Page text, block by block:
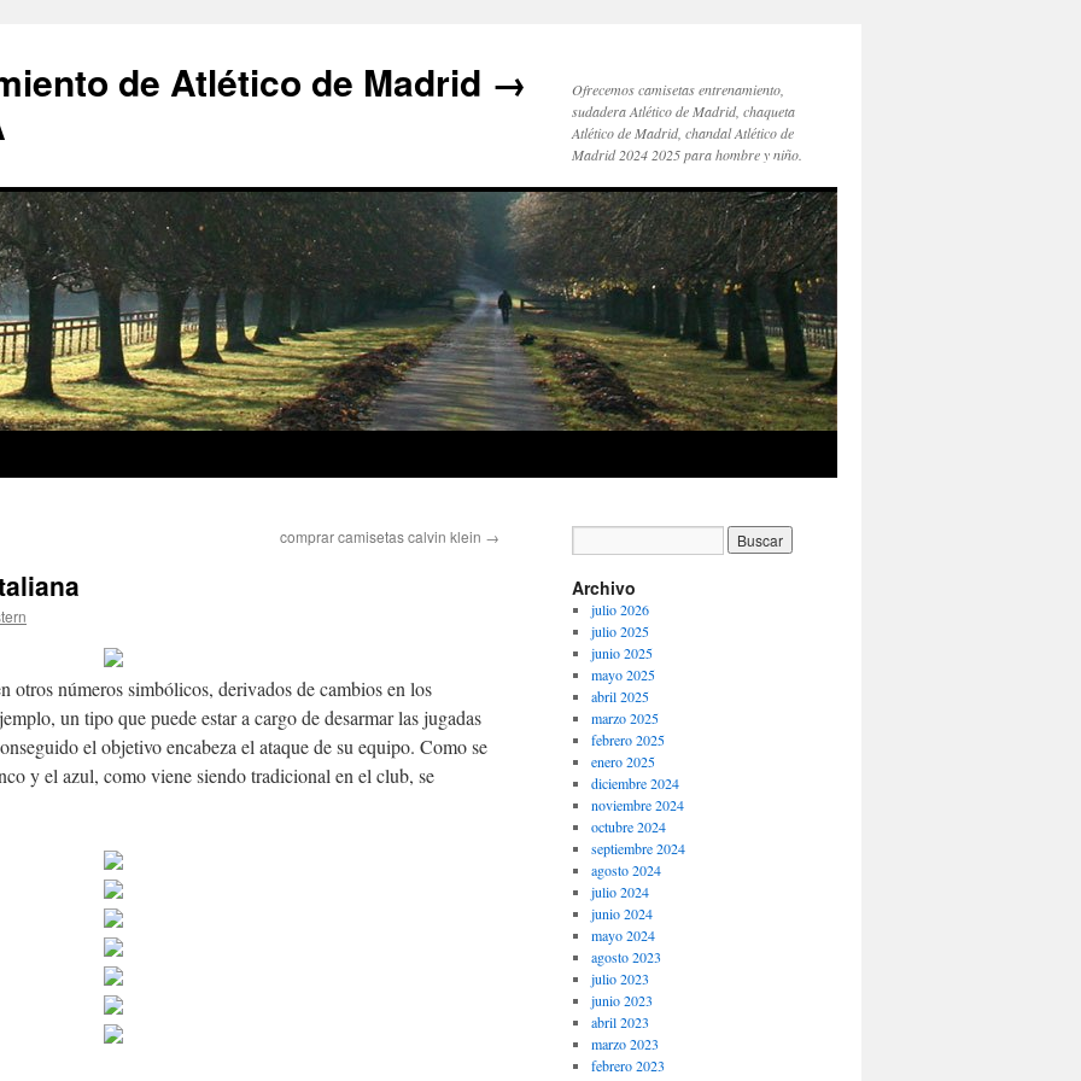
de Atlético de Madrid →
Ofrecemos camisetas entrenamiento,
sudadera Atlético de Madrid, chaqueta
Atlético de Madrid, chandal Atlético de
Madrid 2024 2025 para hombre y niño.
comprar camisetas calvin klein →
otros números simbólicos, derivados de cambios en los
un tipo que puede estar a cargo de desarmar las jugadas
el objetivo encabeza el ataque de su equipo. Como se
y el azul, como viene siendo tradicional en el club, se
Archivo
julio 2026
julio 2025
junio 2025
mayo 2025
abril 2025
marzo 2025
febrero 2025
enero 2025
diciembre 2024
noviembre 2024
octubre 2024
septiembre 2024
agosto 2024
julio 2024
junio 2024
mayo 2024
agosto 2023
julio 2023
junio 2023
abril 2023
marzo 2023
febrero 2023